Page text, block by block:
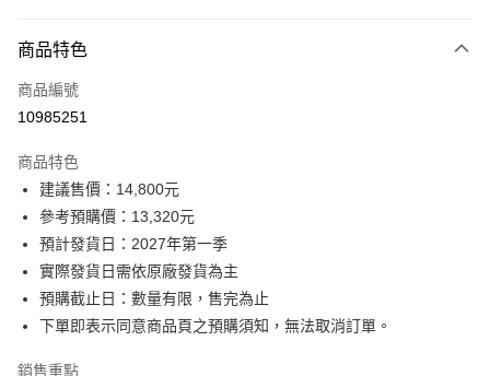
信用卡一次付款
信用卡分期付款
玉山商業銀行
6 期 0 利率 每期
LINE Pay
Apple Pay
街口支付
悠遊付
商品特色
商品編號
10985251
商品特色
建議售價：14,800元
參考預購價：13,320元
預計發貨日：2027年第一季
實際發貨日需依原廠發貨為主
預購截止日：數量有限，售完為止
下單即表示同意商品頁之預購須知，無法取消訂單。
銷售重點